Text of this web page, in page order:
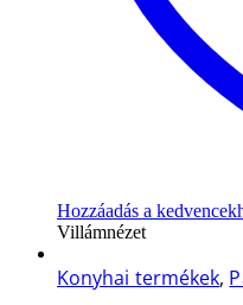
Hozzáadás a
Villámnézet
Konyhai termékek,